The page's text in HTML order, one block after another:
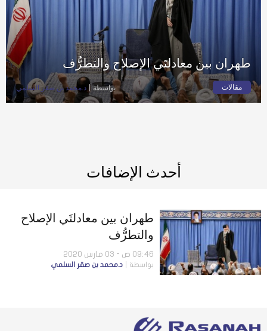
طهران بين معادلتَي الإصلاح والتطرُّف
مقالات بواسطة د.محمد بن صقر السلمي
أحدث الإضافات
طهران بين معادلتَي الإصلاح
والتطرُّف
09:46 ص - 03 مارس 2020
بواسطة د.محمد بن صقر السلمي